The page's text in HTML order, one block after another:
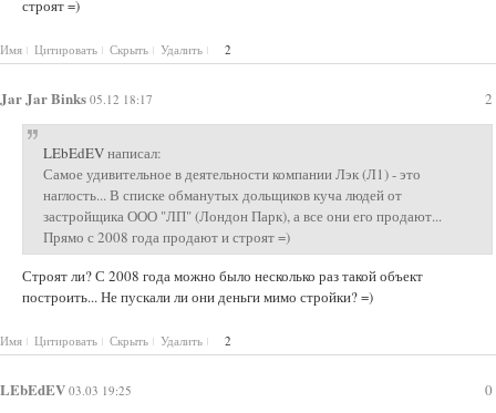
строят =)
Имя Цитировать Скрыть Удалить 2
2
Jar Jar Binks 05.12 18:17
LEbEdEVнаписал:
Самое удивительное в деятельности компании Лэк (Л1) - это
наглость... В списке обманутых дольщиков куча людей от
застройщика ООО "ЛП" (Лондон Парк), а все они его продают...
Прямо с 2008 года продают и строят =)
Строят ли? С 2008 года можно было несколько раз такой объект
построить... Не пускали ли они деньги мимо стройки? =)
Имя Цитировать Скрыть Удалить 2
0
LEbEdEV 03.03 19:25